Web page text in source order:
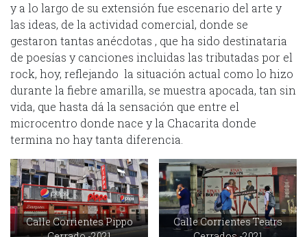
y a lo largo de su extensión fue escenario del arte y
las ideas, de la actividad comercial, donde se
gestaron tantas anécdotas , que ha sido destinataria
de poesías y canciones incluidas las tributadas por el
rock, hoy, reflejando la situación actual como lo hizo
durante la fiebre amarilla, se muestra apocada, tan sin
vida, que hasta dá la sensación que entre el
microcentro donde nace y la Chacarita donde
termina no hay tanta diferencia.
Calle Corrientes Pippo
Calle Corrientes Teatrs